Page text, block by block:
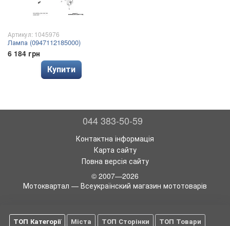
Артикул: 1045976
Лампа (0947112185000)
6 184 грн
Купити
044 383-50-59
Контактна інформація
Карта сайту
Повна версія сайту
© 2007—2026
Мотоквартал — Всеукраїнский магазин мототоварів
ТОП Категорії Міста ТОП Сторінки ТОП Товари